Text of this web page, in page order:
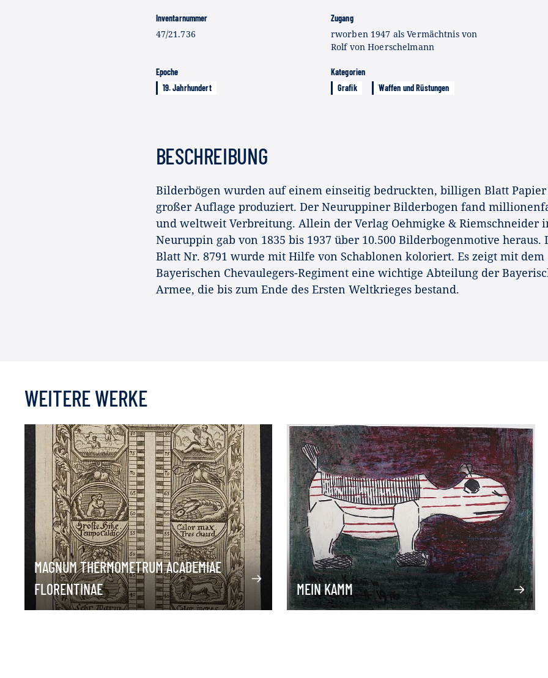
Inventarnummer
47/21.736
Zugang
rworben 1947 als Vermächtnis von
Rolf von Hoerschelmann
Epoche
19. Jahrhundert
Kategorien
Grafik
Waffen und Rüstungen
BESCHREIBUNG
Bilderbögen wurden auf einem einseitig bedruckten, billigen Blatt
großer Auflage produziert. Der Neuruppiner Bilderbogen fand
und weltweit Verbreitung. Allein der Verlag Oehmigke & Riemschneider
Neuruppin gab von 1835 bis 1937 über 10.500 Bilderbogenmotive heraus.
Blatt Nr. 8791 wurde mit Hilfe von Schablonen koloriert. Es zeigt mit dem
Bayerischen Chevaulegers-Regiment eine wichtige Abteilung der
Armee, die bis zum Ende des Ersten Weltkrieges bestand.
WEITERE WERKE
MAGNUM THERMOMETRUM ACADEMIAE
FLORENTINAE
MEIN KAMM